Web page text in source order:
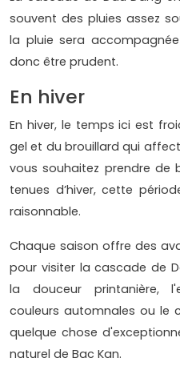
souvent des pluies assez
la pluie sera
donc être prudent.
En hiver
En hiver, le temps ici est
gel et du brouillard qui
vous souhaitez prendre de
tenues d’hiver, cette
raisonnable.
Chaque saison offre des
pour visiter la cascade de
la douceur printanière,
couleurs automnales ou le
quelque chose
naturel de Bac Kan.